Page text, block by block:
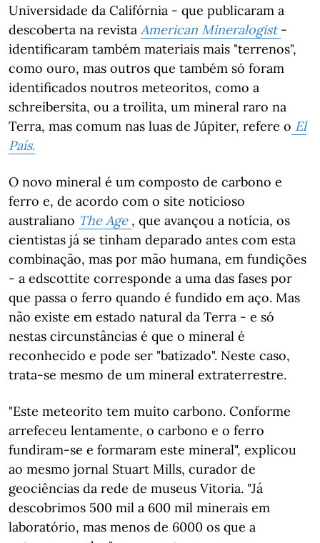
Universidade da Califórnia - que publicaram a
descoberta na revista American Mineralogist-
identificaram também materiais mais "terrenos",
como ouro, mas outros que também só foram
identificados noutros meteoritos, como a
schreibersita, ou a troilita, um mineral raro na
Terra, mas comum nas luas de Júpiter, refere o El
País.
O novo mineral é um composto de carbono e
ferro e, de acordo com o site noticioso
australiano The Age , que avançou a notícia, os
cientistas já se tinham deparado antes com esta
combinação, mas por mão humana, em fundições
- a edscottite corresponde a uma das fases por
que passa o ferro quando é fundido em aço. Mas
não existe em estado natural da Terra - e só
nestas circunstâncias é que o mineral é
reconhecido e pode ser "batizado". Neste caso,
trata-se mesmo de um mineral extraterrestre.
"Este meteorito tem muito carbono. Conforme
arrefeceu lentamente, o carbono e o ferro
fundiram-se e formaram este mineral", explicou
ao mesmo jornal Stuart Mills, curador de
geociências da rede de museus Vitoria. "Já
descobrimos 500 mil a 600 mil minerais em
laboratório, mas menos de 6000 os que a